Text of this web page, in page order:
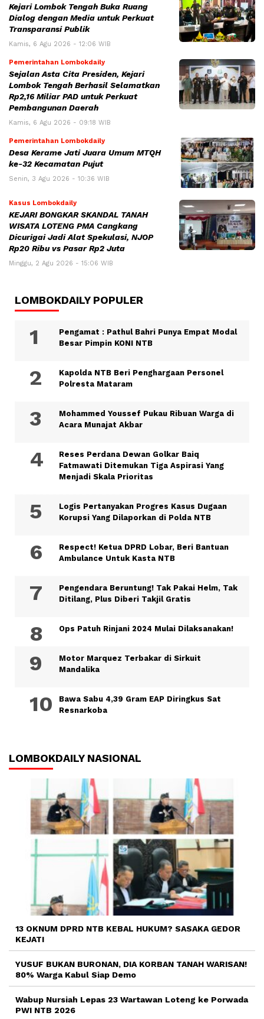
Kejari Lombok Tengah Buka Ruang
Dialog dengan Media untuk Perkuat
Transparansi Publik
Kamis, 6 Agu 2026 - 12:06 WIB
Pemerintahan Lombokdaily
Sejalan Asta Cita Presiden, Kejari
Lombok Tengah Berhasil Selamatkan
Rp2,16 Miliar PAD untuk Perkuat
Pembangunan Daerah
Kamis, 6 Agu 2026 - 09:18 WIB
Pemerintahan Lombokdaily
Desa Kerame Jati Juara Umum MTQH
ke-32 Kecamatan Pujut
Senin, 3 Agu 2026 - 10:36 WIB
Kasus Lombokdaily
KEJARI BONGKAR SKANDAL TANAH
WISATA LOTENG PMA Cangkang
Dicurigai Jadi Alat Spekulasi, NJOP
Rp20 Ribu vs Pasar Rp2 Juta
Minggu, 2 Agu 2026 - 15:06 WIB
LOMBOKDAILY POPULER
Pengamat : Pathul Bahri Punya Empat Modal
Besar Pimpin KONI NTB
Kapolda NTB Beri Penghargaan Personel
Polresta Mataram
Mohammed Youssef Pukau Ribuan Warga di
Acara Munajat Akbar
Reses Perdana Dewan Golkar Baiq
Fatmawati Ditemukan Tiga Aspirasi Yang
Menjadi Skala Prioritas
Logis Pertanyakan Progres Kasus Dugaan
Korupsi Yang Dilaporkan di Polda NTB
Respect! Ketua DPRD Lobar, Beri Bantuan
Ambulance Untuk Kasta NTB
Pengendara Beruntung! Tak Pakai Helm, Tak
Ditilang, Plus Diberi Takjil Gratis
Ops Patuh Rinjani 2024 Mulai Dilaksanakan!
Motor Marquez Terbakar di Sirkuit
Mandalika
Bawa Sabu 4,39 Gram EAP Diringkus Sat
Resnarkoba
LOMBOKDAILY NASIONAL
13 OKNUM DPRD NTB KEBAL HUKUM? SASAKA GEDOR
KEJATI
YUSUF BUKAN BURONAN, DIA KORBAN TANAH WARISAN!
80% Warga Kabul Siap Demo
Wabup Nursiah Lepas 23 Wartawan Loteng ke Porwada
PWI NTB 2026